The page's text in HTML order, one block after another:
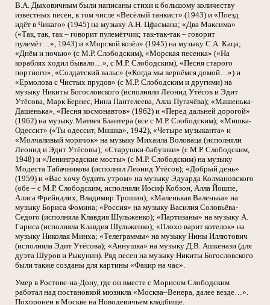
В.А. Дыховичным были написаны стихи к большому количеству
известных песен, в том числе «Весёлый танкист» (1943) и «Поезд
идёт в Чикаго» (1945) на музыку А.Н. Цфасмана; «Два Максима»
(«Так, так, так – говорит пулемётчик; так-так-так – говорит
пулемёт…», 1943) и «Морской козёл» (1945) на музыку С.А. Каца;
«Днём и ночью» (с М.Р. Слободским), «Морская песенка» («На
кораблях ходил бывало…», с М.Р. Слободским), «Песня старого
портного», «Солдатский вальс» («Когда мы вернёмся домой…») и
«Ермолова с Чистых прудов» (с М.Р. Слободским и другими) на
музыку Никиты Богословского (исполняли Леонид Утёсов и Эдит
Утёсова, Марк Бернес, Нина Пантелеева, Алла Пугачёва); «Машенька-
Дашенька», «Песня космонавтов» (1962) и «Перед дальней дорогой»
(1962) на музыку Матвея Блантера (все с М.Р. Слободским); «Мишка-
Одессит» («Ты одессит, Мишка», 1942), «Четыре музыканта» и
«Молчаливый морячок» на музыку Михаила Воловаца (исполняли
Леонид и Эдит Утёсовы); «Старушки-бабушки» (с М.Р. Слободским,
1948) и «Ленинградские мосты» (с М.Р. Слободским) на музыку
Модеста Табачникова (исполнял Леонид Утёсов); «Добрый день»
(1959) и «Вас хочу будить утром» на музыку Эдуарда Колмановского
(обе – с М.Р. Слободским, исполняли Иосиф Кобзон, Алла Йошпе,
Алиса Фрейндлих, Владимир Трошин); «Маленькая Валенька» на
музыку Бориса Фомина; «Россия» на музыку Василия Соловьёва-
Седого (исполняла Клавдия Шульженко); «Партизаны» на музыку А.
Гариса (исполняла Клавдия Шульженко); «Плохо варит котелок» на
музыку Николая Минха; «Телеграммы» на музыку Нины Иллютович
(исполняла Эдит Утёсова); «Аннушка» на музыку Д.В. Ашкенази (для
дуэта Шуров и Рыкунин). Ряд песен на музыку Никиты Богословского
были также созданы для картины «Факир на час».
Умер в Ростове-на-Дону, где он вместе с Морисом Слободским
работал над постановкой мюзикла «Москва–Венера, далее везде…».
Похоронен в Москве на Новодевичьем кладбище.